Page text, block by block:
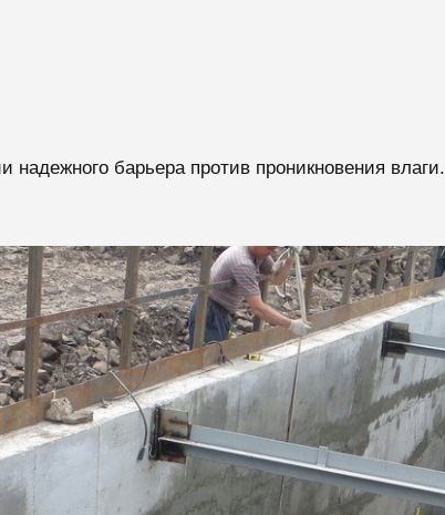
барьера против проникновения влаги.